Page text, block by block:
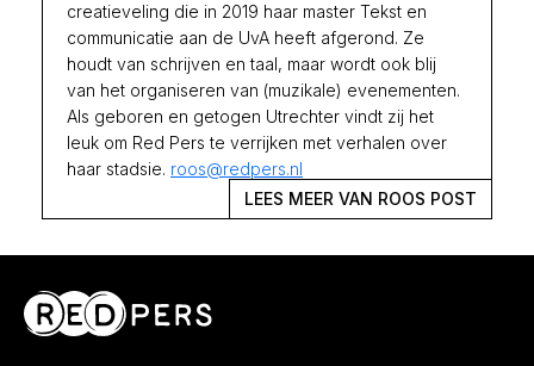
creatieveling die in 2019 haar master Tekst en
communicatie aan de UvA heeft afgerond. Ze
houdt van schrijven en taal, maar wordt ook blij
van het organiseren van (muzikale) evenementen.
Als geboren en getogen Utrechter vindt zij het
leuk om Red Pers te verrijken met verhalen over
haar stadsie. roos@redpers.nl
LEES MEER VAN ROOS POST